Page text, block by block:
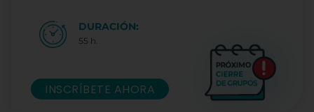
DURACIÓN:
55 h.
INSCRÍBETE AHORA